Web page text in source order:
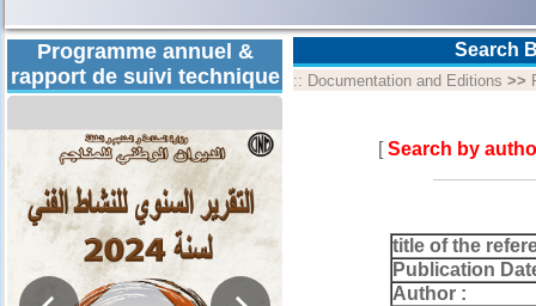
Programme annuel &
rapport de suivi technique
Search
:: Documentation and Editions >>
[Search by
title of the
Publication
Author :